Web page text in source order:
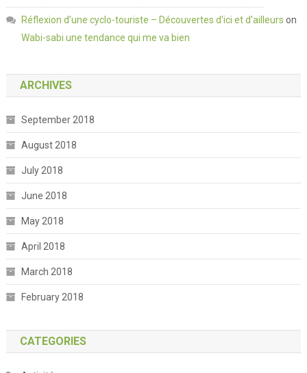
Réflexion d’une cyclo-touriste – Découvertes d'ici et d'ailleurs on
Wabi-sabi une tendance qui me va bien
ARCHIVES
September 2018
August 2018
July 2018
June 2018
May 2018
April 2018
March 2018
February 2018
CATEGORIES